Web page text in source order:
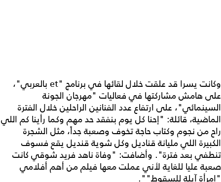
وكانت يسرا قد علقت خلال لقائها في برنامج "et بالعربي"،
على هامش مشاركتها في فعاليات "مهرجان الجونة
السينمائي"، على ارتفاع عدد الفنانين الراحلين خلال الفترة
الماضية، قائلة: "إحنا كل يوم بنفقد حد مهم وكما رأينا كم اللي
راح من نجوم وكتاب حاجة تخوف وصعبة جداً، مثل الشجرة
الكبيرة اللي مليانة قناديل وكل شوية قنديل يقع فسوف
تنطفي بعد فترة". وأضافت: "وفاة ناهد فريد شوقي كانت
صعبة عليا للغاية لأني عملت معها فيلم من أهم أفلامي
"امرأة آيلة للسقوط"".